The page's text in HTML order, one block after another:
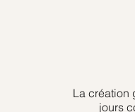
La création
jours